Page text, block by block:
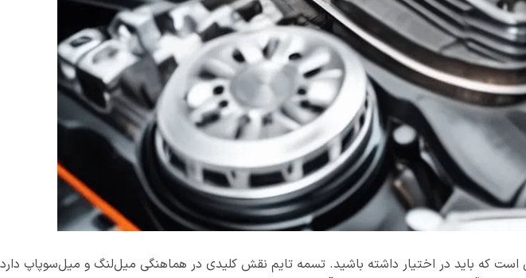
است که باید در اختیار داشته باشید. تسمه تایم نقش کلیدی در هماهنگی میل‌لنگ و میل‌سوپاپ دارد